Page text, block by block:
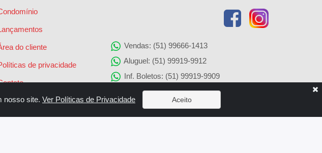
do cliente
de privacidade
Vendas: (51) 99666-1413
Aluguel: (51) 99919-9912
Inf. Boletos: (51) 99919-9909
Agenciamento de Imóveis: (51) 99919-9905
Solicitação de Reparos: (51) 99919-9907
nosso site. Ver Políticas de Privacidade Aceito